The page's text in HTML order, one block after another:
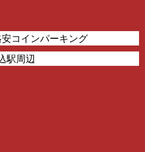
コインパーキング
駅周辺